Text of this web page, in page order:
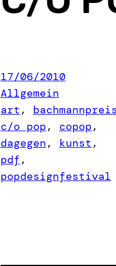
17/06/2010
Allgemein
art , bachmannpreis
c/o pop, copop
dagegen, kunst
pdf
popdesignfestival